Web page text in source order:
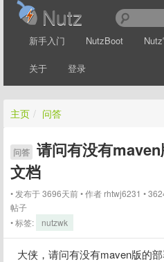
Nutz
新手入门 NutzBoot
关于 登录
主页 / 问答
问答 请问有没有
文档
发布于 3696天前 作者 rhtwj6231
帖子
标签:
nutzwk
大侠，请问有没有maven版的部